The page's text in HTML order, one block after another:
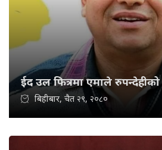
ईद उल फित्रमा एमाले
बिहीबार, चैत २९, २०८०